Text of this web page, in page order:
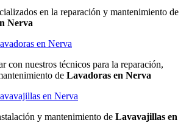
en la reparación y mantenimiento de
Nerva
en Nerva
con nuestros técnicos para la reparación,
de Lavadoras en Nerva
en Nerva
y mantenimiento de Lavavajillas en